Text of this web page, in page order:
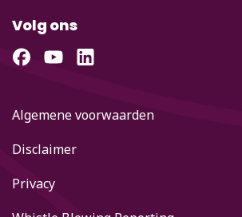
Volg ons
Algemene voorwaarden
Disclaimer
Privacy